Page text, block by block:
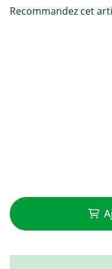
Recommandez cet